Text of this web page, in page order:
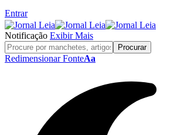
Entrar
Notificação Exibir Mais
Redimensionar FonteAa